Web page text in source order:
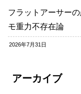
フラットアーサー
モ重力不存在論
2026年7月31日
アーカイブ